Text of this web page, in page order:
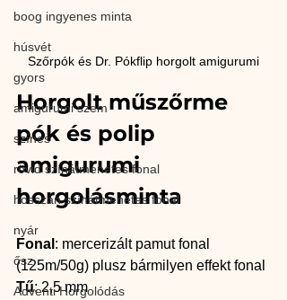
boog ingyenes minta
húsvét
gyors
amigurumi szem
színes
rövid színátmenetes fonal
hosszan színátmenetes fonal
nyár
ősz
Adventi Horgolódás
Szőrpók és Dr. Pókflip horgolt amigurumi
Horgolt műszőrme
pók és polip
amigurumi
horgolásminta
Fonal : mercerizált pamut fonal
(125m/50g) plusz bármilyen effekt fonal
Tű: 2,5 mm